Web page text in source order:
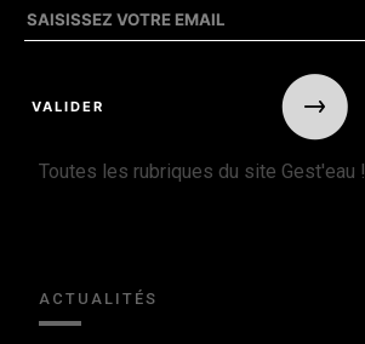
Toutes les rubriques du site Gest'eau !
ACTUALITÉS